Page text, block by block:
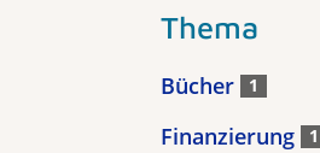
Thema
Bücher 1
Finanzierung 1